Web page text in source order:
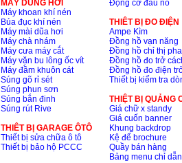
MÁY DÙNG HƠI
Máy khoan khí nén
Búa đục khí nén
Máy mài dũa hơi
Máy chà nhám
Máy cưa máy cắt
Máy vặn bu lông ốc vít
Máy đầm khuôn cát
Súng gõ rỉ sét
Súng phun sơn
Súng bắn đinh
Súng rút Rive
THIÊT BỊ GARAGE ÔTÔ
Thiết bị sửa chữa ô tô
Thiết bị bảo hộ PCCC
Động cơ đầu nổ
THIÊT BỊ ĐO ĐIỆN
Ampe Kìm
Đồng hồ vạn năng
Đồng hồ chỉ thị pha
Đồng hồ đo trở
Đồng hồ đo điện
Thiết bị kiểm tra
THIỆT BỊ QUẢNG
Giá chữ x standy
Giá cuốn banner
Khung backdrop
Kệ để brochure
Quầy bán hàng
Bảng menu chỉ dẫn